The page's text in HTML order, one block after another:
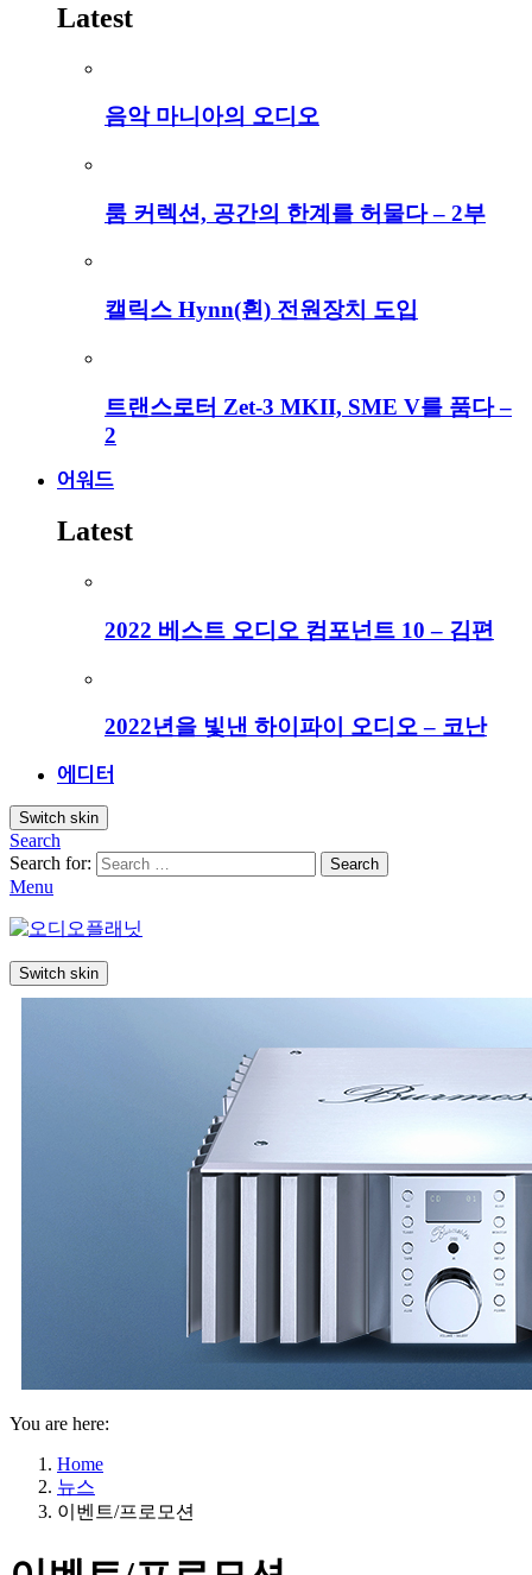
Latest
음악 마니아의 오디오
룸 커렉션, 공간의 한계를 허물다 – 2부
캘릭스 Hynn(흰) 전원장치 도입
트랜스로터 Zet-3 MKII, SME V를 품다 –
2
어워드
Latest
2022 베스트 오디오 컴포넌트 10 – 김편
2022년을 빛낸 하이파이 오디오 – 코난
에디터
Switch skin
Search
Search for:
Search
Menu
Switch skin
You are here:
Home
뉴스
이벤트/프로모션